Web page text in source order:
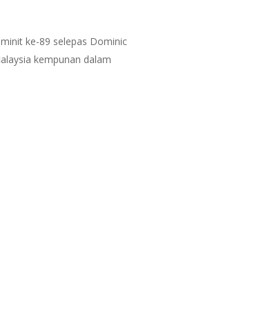
ke-89 selepas Dominic
kempunan dalam